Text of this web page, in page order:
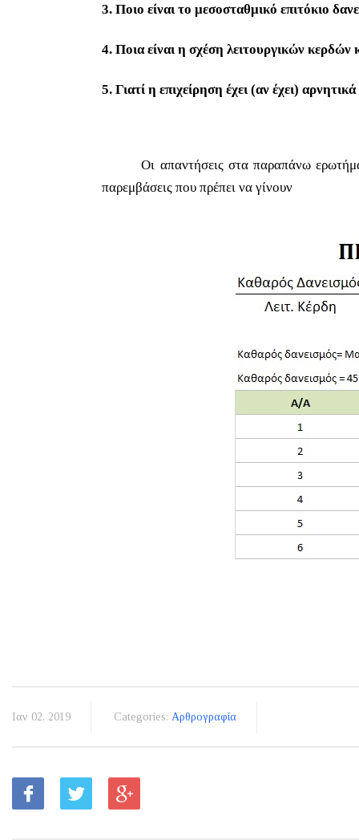
3. Ποιο είναι το μεσοσταθμικό επιτόκιο
4. Ποια είναι η σχέση λειτουργικών κερδών
5. Γιατί η επιχείρηση έχει (αν έχει)
Οι απαντήσεις στα παραπάνω ερωτήματα
παρεμβάσεις που πρέπει να γίνουν
Ιαν 02, 2019 Categories: Αρθρογραφία